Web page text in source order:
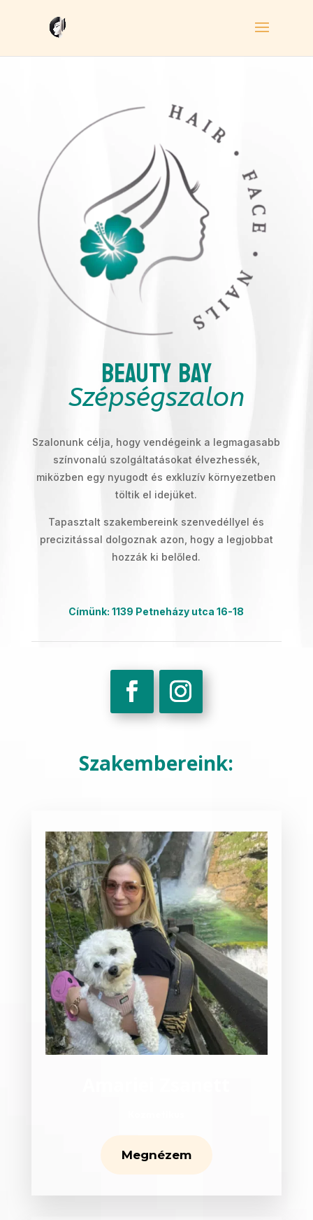
Beauty Bay
Szépségszalon
Szalonunk célja, hogy vendégeink a legmagasabb
színvonalú szolgáltatásokat élvezhessék,
miközben egy nyugodt és exkluzív környezetben
töltik el idejüket.
Tapasztalt szakembereink szenvedéllyel és
precizitással dolgoznak azon, hogy a legjobbat
hozzák ki belőled.
Címünk: 1139 Petneházy utca 16-18
Szakembereink:
Megnézem